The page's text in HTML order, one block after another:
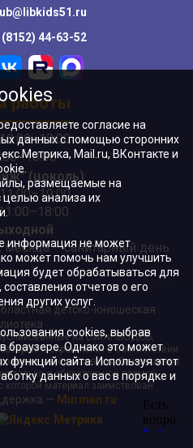
(8152) 44-63-52
работы
(цоколь):
– санитарный день
детско-юношеская
на сайте МОДЮБ,
и охраняются в соответствии
материалов, опубликованных
только с обязательной прямой
которой материал заимствован.
— Murman.ru
согласие на
данных с помощью сторонних
Mail.ru, ВКонтакте и
размещаемые на
целью анализа их
информация не может
может помочь нам улучшить
будет обрабатываться для
отчетов о его
других услуг.
cookies, выбрав
браузере. Однако это может
функций сайта. Используя этот
данных о вас в порядке и